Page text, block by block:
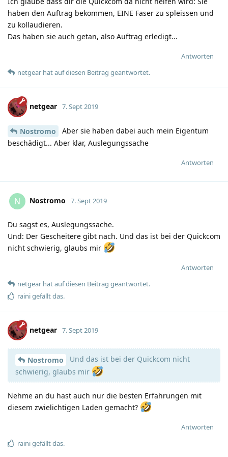
haben den Auftrag bekommen, EINE Faser zu spleissen und
zu kollaudieren.
Das haben sie auch getan, also Auftrag erledigt...
Antworten
netgear hatauf diesen Beitrag geantwortet.
netgear 7. Sept 2019
Nostromo
Aber sie haben dabei auch mein Eigentum
beschädigt... Aber klar, Auslegungssache
Antworten
N Nostromo 7. Sept 2019
Du sagst es, Auslegungssache.
Und: Der Gescheitere gibt nach. Und das ist bei der Quickcom
nicht schwierig, glaubs mir
Antworten
netgear hatauf diesen Beitrag geantwortet.
rainigefällt das.
netgear 7. Sept 2019
Nostromo
Und das ist bei der Quickcom nicht
schwierig, glaubs mir
Nehme an du hast auch nur die besten Erfahrungen mit
diesem zwielichtigen Laden gemacht?
Antworten
rainigefällt das.